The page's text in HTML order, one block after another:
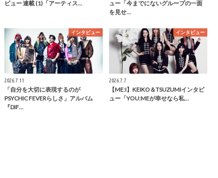
ビュー 連載 (1)「アーティス…
ュー「今までにないグループの一面
を見せ…
インタビュー
2026.7.11
「自分を大切に表現するのが
PSYCHIC FEVERらしさ」アルバム
『DIF…
インタビュー
2026.7.7
【ME:I】KEIKO＆TSUZUMIインタビ
ュー「YOU:MEが幸せなら私…